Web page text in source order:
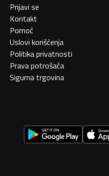
Prijavi se
Kontakt
Pomoć
Uslovi korišćenja
Politika privatnosti
Prava potrošača
Sigurna trgovina